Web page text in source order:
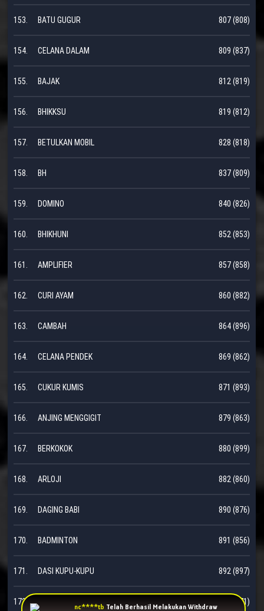
nc****tb Telah Berhasil Melakukan Withdraw
153. BATU GUGUR 807 (808)
154. CELANA DALAM 809 (837)
155. BAJAK 812 (819)
156. BHIKKSU 819 (812)
157. BETULKAN MOBIL 828 (818)
158. BH 837 (809)
159. DOMINO 840 (826)
160. BHIKHUNI 852 (853)
161. AMPLIFIER 857 (858)
162. CURI AYAM 860 (882)
163. CAMBAH 864 (896)
164. CELANA PENDEK 869 (862)
165. CUKUR KUMIS 871 (893)
166. ANJING MENGGIGIT 879 (863)
167. BERKOKOK 880 (899)
168. ARLOJI 882 (860)
169. DAGING BABI 890 (876)
170. BADMINTON 891 (856)
171. DASI KUPU-KUPU 892 (897)
172. 893 (871)